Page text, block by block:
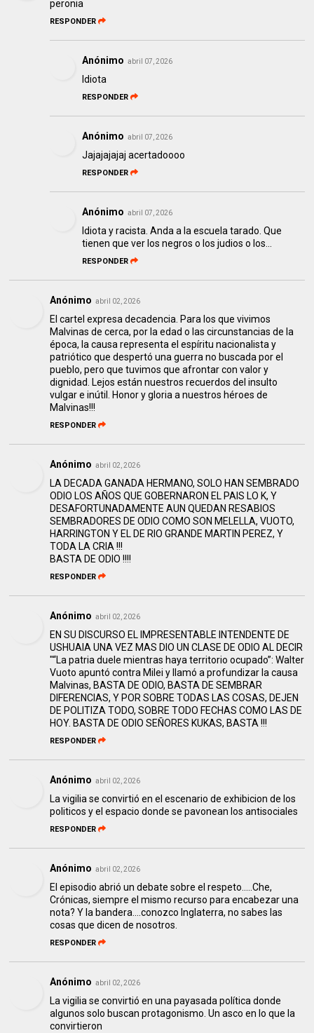
peronia
RESPONDER
Anónimo abril 07, 2026
Idiota
RESPONDER
Anónimo abril 07, 2026
Jajajajajaj acertadoooo
RESPONDER
Anónimo abril 07, 2026
Idiota y racista. Anda a la escuela tarado. Que
tienen que ver los negros o los judios o los...
RESPONDER
Anónimo abril 02, 2026
El cartel expresa decadencia. Para los que vivimos
Malvinas de cerca, por la edad o las circunstancias de la
época, la causa representa el espíritu nacionalista y
patriótico que despertó una guerra no buscada por el
pueblo, pero que tuvimos que afrontar con valor y
dignidad. Lejos están nuestros recuerdos del insulto
vulgar e inútil. Honor y gloria a nuestros héroes de
Malvinas!!!
RESPONDER
Anónimo abril 02, 2026
LA DECADA GANADA HERMANO, SOLO HAN SEMBRADO
ODIO LOS AÑOS QUE GOBERNARON EL PAIS LO K, Y
DESAFORTUNADAMENTE AUN QUEDAN RESABIOS
SEMBRADORES DE ODIO COMO SON MELELLA, VUOTO,
HARRINGTON Y EL DE RIO GRANDE MARTIN PEREZ, Y
TODA LA CRIA !!!
BASTA DE ODIO !!!!
RESPONDER
Anónimo abril 02, 2026
EN SU DISCURSO EL IMPRESENTABLE INTENDENTE DE
USHUAIA UNA VEZ MAS DIO UN CLASE DE ODIO AL DECIR
"“La patria duele mientras haya territorio ocupado”: Walter
Vuoto apuntó contra Milei y llamó a profundizar la causa
Malvinas, BASTA DE ODIO, BASTA DE SEMBRAR
DIFERENCIAS, Y POR SOBRE TODAS LAS COSAS, DEJEN
DE POLITIZA TODO, SOBRE TODO FECHAS COMO LAS DE
HOY. BASTA DE ODIO SEÑORES KUKAS, BASTA !!!
RESPONDER
Anónimo abril 02, 2026
La vigilia se convirtió en el escenario de exhibicion de los
politicos y el espacio donde se pavonean los antisociales
RESPONDER
Anónimo abril 02, 2026
El episodio abrió un debate sobre el respeto.....Che,
Crónicas, siempre el mismo recurso para encabezar una
nota? Y la bandera....conozco Inglaterra, no sabes las
cosas que dicen de nosotros.
RESPONDER
Anónimo abril 02, 2026
La vigilia se convirtió en una payasada política donde
algunos solo buscan protagonismo. Un asco en lo que la
convirtieron